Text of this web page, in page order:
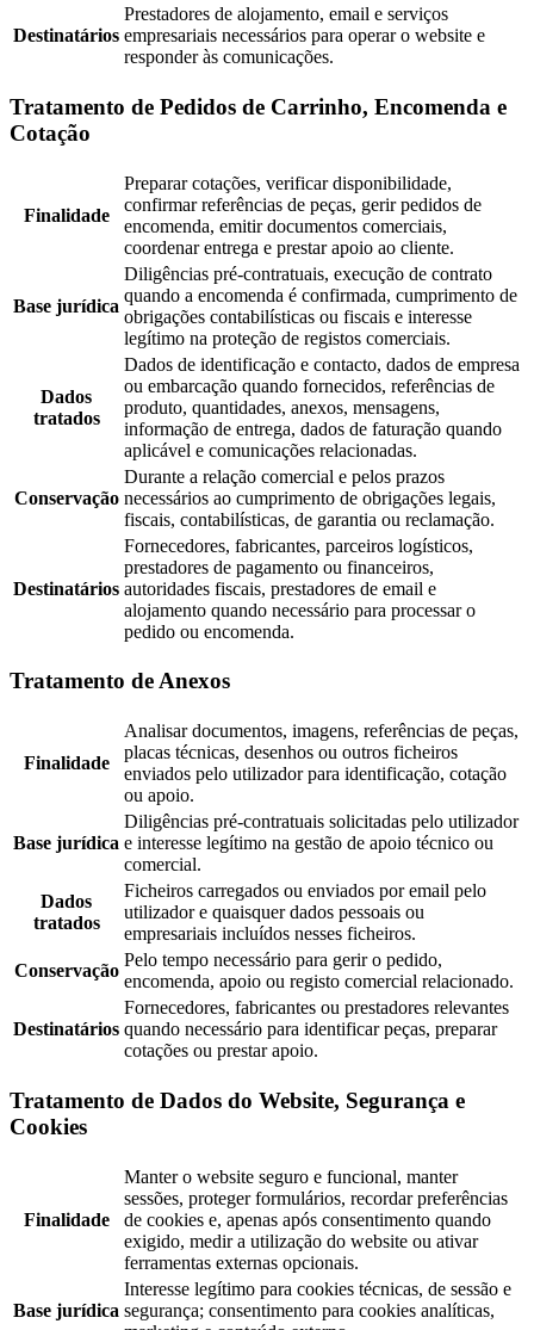
Destinatários
Prestadores de alojamento, email e serviços
empresariais necessários para operar o website e
responder às comunicações.
Tratamento de Pedidos de Carrinho, Encomenda e
Cotação
Finalidade
Preparar cotações, verificar disponibilidade,
confirmar referências de peças, gerir pedidos de
encomenda, emitir documentos comerciais,
coordenar entrega e prestar apoio ao cliente.
Base jurídica
Diligências pré-contratuais, execução de contrato
quando a encomenda é confirmada, cumprimento de
obrigações contabilísticas ou fiscais e interesse
legítimo na proteção de registos comerciais.
Dados
tratados
Dados de identificação e contacto, dados de empresa
ou embarcação quando fornecidos, referências de
produto, quantidades, anexos, mensagens,
informação de entrega, dados de faturação quando
aplicável e comunicações relacionadas.
Conservação
Durante a relação comercial e pelos prazos
necessários ao cumprimento de obrigações legais,
fiscais, contabilísticas, de garantia ou reclamação.
Destinatários
Fornecedores, fabricantes, parceiros logísticos,
prestadores de pagamento ou financeiros,
autoridades fiscais, prestadores de email e
alojamento quando necessário para processar o
pedido ou encomenda.
Tratamento de Anexos
Finalidade
Analisar documentos, imagens, referências de peças,
placas técnicas, desenhos ou outros ficheiros
enviados pelo utilizador para identificação, cotação
ou apoio.
Base jurídica
Diligências pré-contratuais solicitadas pelo utilizador
e interesse legítimo na gestão de apoio técnico ou
comercial.
Dados
tratados
Ficheiros carregados ou enviados por email pelo
utilizador e quaisquer dados pessoais ou
empresariais incluídos nesses ficheiros.
Conservação
Pelo tempo necessário para gerir o pedido,
encomenda, apoio ou registo comercial relacionado.
Destinatários
Fornecedores, fabricantes ou prestadores relevantes
quando necessário para identificar peças, preparar
cotações ou prestar apoio.
Tratamento de Dados do Website, Segurança e
Cookies
Finalidade
Manter o website seguro e funcional, manter
sessões, proteger formulários, recordar preferências
de cookies e, apenas após consentimento quando
exigido, medir a utilização do website ou ativar
ferramentas externas opcionais.
Base jurídica
Interesse legítimo para cookies técnicas, de sessão e
segurança; consentimento para cookies analíticas,